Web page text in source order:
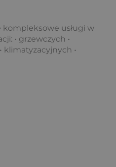
kompleksowe usługi w
• grzewczych •
klimatyzacyjnych •